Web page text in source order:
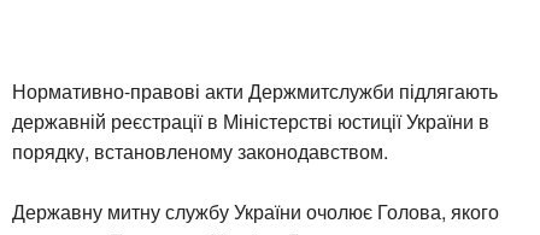
Нормативно-правові акти Держмитслужби підлягають
державній реєстрації в Міністерстві юстиції України в
порядку, встановленому законодавством.
Державну митну службу України очолює Голова, якого